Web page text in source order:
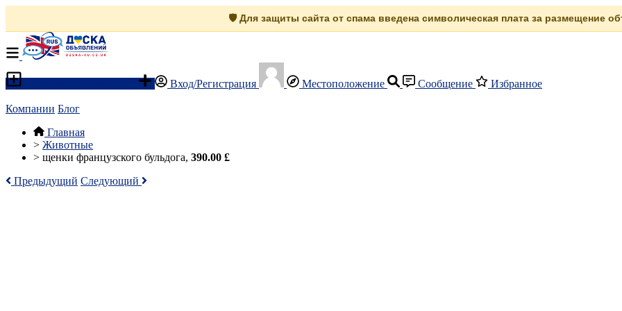
🛡️ Для защиты сайта от спама введена символическая плата за размещение
Вход/Регистрация Местоположение Сообщение Избранное
Компании Блог
Главная
> Животные
> щенки французского бульдога, 390.00 £
Предыдущий Следующий